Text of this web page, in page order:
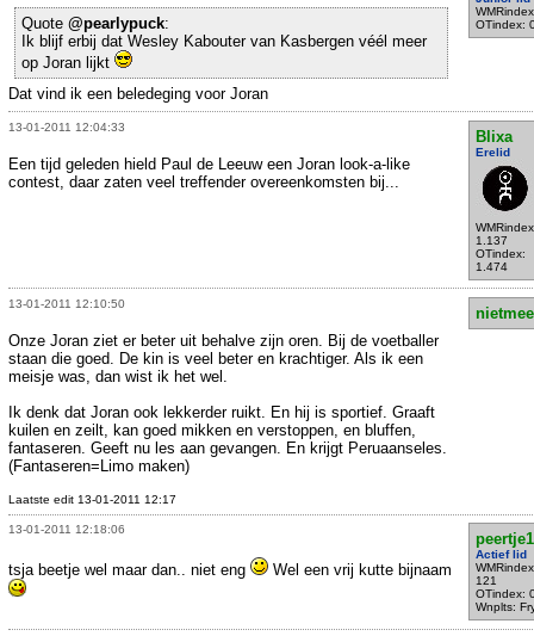
OTindex:
Quote @pearlypuck:
Ik blijf erbij dat Wesley Kabouter van Kasbergen véél meer
op Joran lijkt
Dat vind ik een beledeging voor Joran
13-01-2011 12:04:33
Blixa
Erelid
1.137
OTindex:
1.474
Een tijd geleden hield Paul de Leeuw een Joran look-a-like
contest, daar zaten veel treffender overeenkomsten bij...
13-01-2011 12:10:50
Onze Joran ziet er beter uit behalve zijn oren. Bij de voetballer
staan die goed. De kin is veel beter en krachtiger. Als ik een
meisje was, dan wist ik het wel.
Ik denk dat Joran ook lekkerder ruikt. En hij is sportief. Graaft
kuilen en zeilt, kan goed mikken en verstoppen, en bluffen,
fantaseren. Geeft nu les aan gevangen. En krijgt Peruaanseles.
(Fantaseren=Limo maken)
Laatste edit 13-01-2011 12:17
13-01-2011 12:18:06
Actief lid
121
OTindex:
Wnplts:
tsja beetje wel maar dan.. niet eng Wel een vrij kutte bijnaam